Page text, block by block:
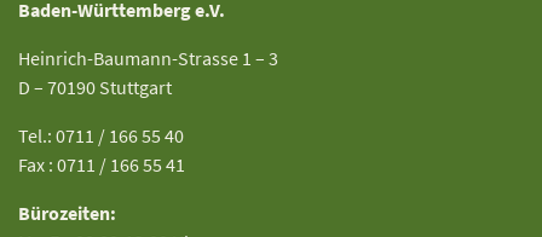
Baden-Württemberg e.V.
Heinrich-Baumann-Strasse 1 – 3
D – 70190 Stuttgart
Tel.: 0711 / 166 55 40
Fax : 0711 / 166 55 41
Bürozeiten: